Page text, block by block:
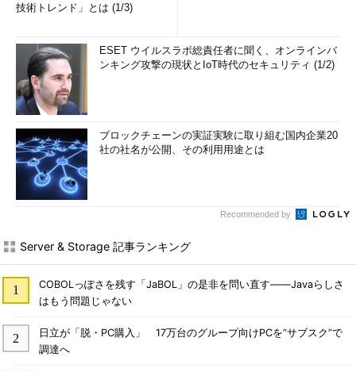
技術トレンド」とは (1/3)
ESET ウイルスラボ総責任者に聞く、オンラインバ
ンキング攻撃の現状とIoT時代のセキュリティ (1/2)
ブロックチェーンの実証実験に取り組む国内企業20
社の社名が公開、その利用用途とは
Recommended by
Server & Storage 記事ランキング
COBOLっぽさを残す「JaBOL」の是非を問い直す――Javaらしさ
はもう問題じゃない
日立が「脱・PC購入」 17万台のグループ向けPCを“サブスク”で
調達へ